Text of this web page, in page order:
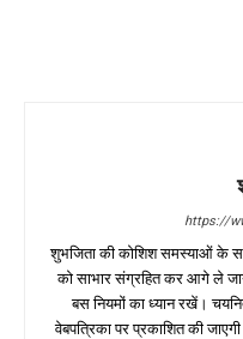
https://
शुभजिता की कोशिश समस्याओं के
को साभार संग्रहित कर आगे ले
बस नियमों का ध्यान रखें।
वेबपत्रिका पर प्रकाशित की